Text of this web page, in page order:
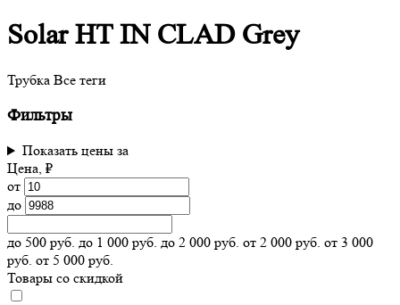
Solar HT IN CLAD Grey
Трубка Все теги
Фильтры
Показать цены за
Цена, ₽
от
до
до 500 руб. до 1 000 руб. до 2 000 руб. от 2 000 руб. от 3 000
руб. от 5 000 руб.
Товары со скидкой